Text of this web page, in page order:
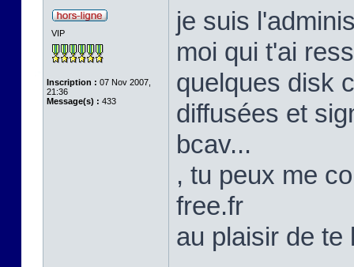
VIP
Inscription : 07 Nov 2007,
21:36
Message(s) : 433
je suis
moi qui t'ai
quelques disk
diffusées et
bcav...
, tu peux me
free.fr
au plaisir de te